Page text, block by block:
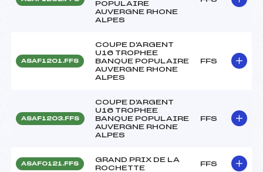
POPULAIRE
AUVERGNE RHONE
ALPES
ASAF1201.FFS
COUPE D'ARGENT
U16 TROPHEE
BANQUE POPULAIRE
AUVERGNE RHONE
ALPES
FFS
ASAF1203.FFS
COUPE D'ARGENT
U16 TROPHEE
BANQUE POPULAIRE
AUVERGNE RHONE
ALPES
FFS
ASAF0121.FFS
GRAND PRIX DE LA
ROCHETTE
FFS